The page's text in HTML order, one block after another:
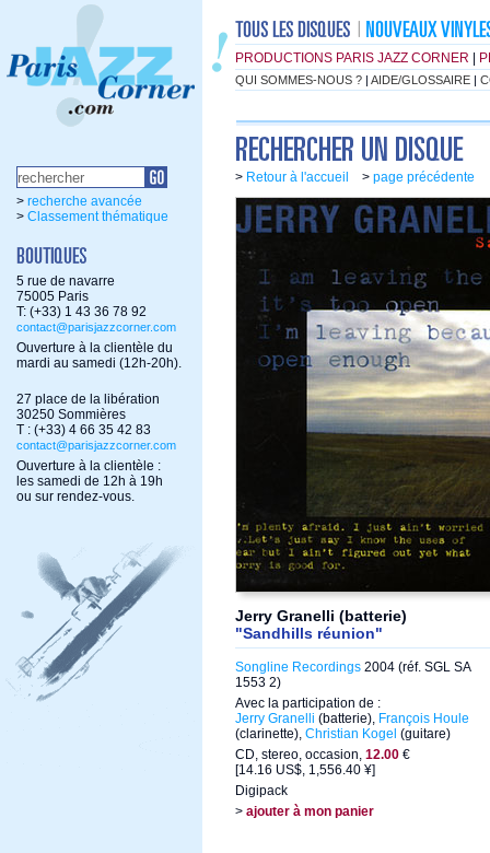
PRODUCTIONS PARIS JAZZ CORNER
QUI SOMMES-NOUS ? | AIDE/GLOSSAIRE |
> recherche avancée
> Classement thématique
5 rue de navarre
75005 Paris
T: (+33) 1 43 36 78 92
contact@parisjazzcorner.com
Ouverture à la clientèle du
mardi au samedi (12h-20h).
27 place de la libération
30250 Sommières
T : (+33) 4 66 35 42 83
contact@parisjazzcorner.com
Ouverture à la clientèle :
les samedi de 12h à 19h
ou sur rendez-vous.
> Retour à l'accueil > page précédente
Jerry Granelli (batterie)
"Sandhills réunion"
Songline Recordings 2004 (réf. SGL SA
1553 2)
Avec la participation de :
Jerry Granelli (batterie), François Houle
(clarinette), Christian Kogel (guitare)
CD, stereo, occasion, 12.00 €
[14.16 US$, 1,556.40 ¥]
Digipack
> ajouter à mon panier